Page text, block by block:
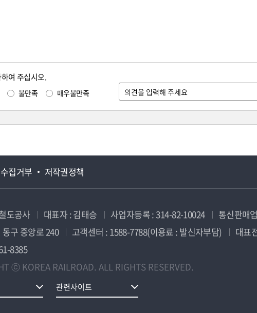
여 주십시오.
불만족 매우불만족
집거부 저작권정책
도공사 대표자 : 김태승 사업자등록 : 314-82-10024
통신판매
구 중앙로 240
고객센터 : 1588-7788(이용료 : 발신자부담)
대표
8385
ⓒ KOREA RAILROAD. ALL RIGHTS RESERVED.
관련사이트